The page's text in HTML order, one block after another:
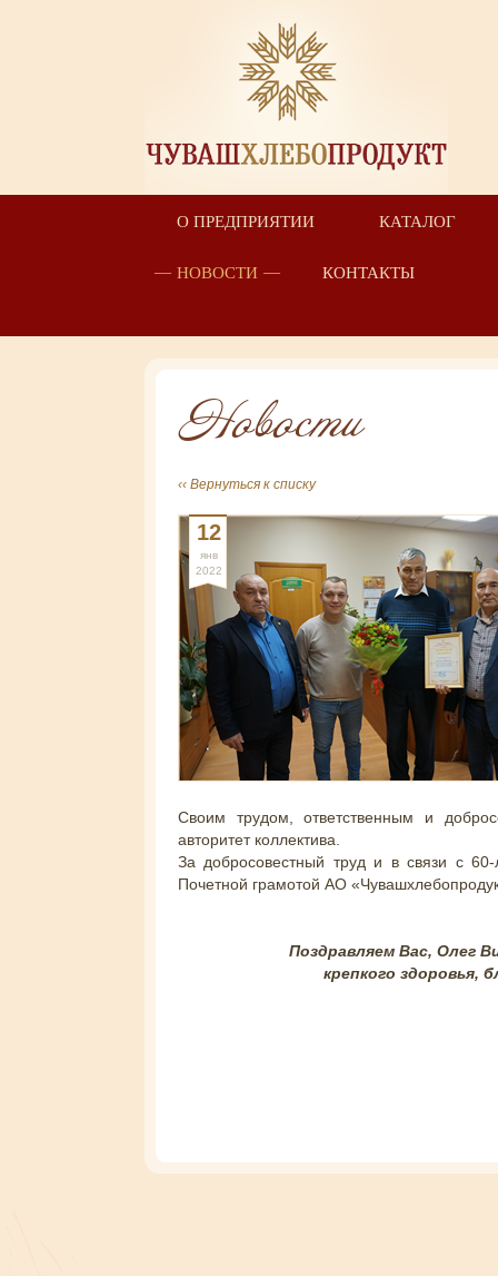
О ПРЕДПРИЯТИИ КАТАЛОГ
НОВОСТИ КОНТАКТЫ
Новости
‹‹ Вернуться к списку
12
янв
2022
Своим трудом, ответственным и
авторитет коллектива.
За добросовестный труд и в связи с
Почетной грамотой АО
Поздравляем Вас, Олег
крепкого здоровья,